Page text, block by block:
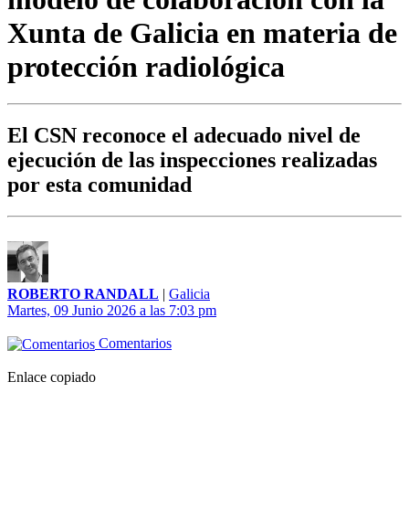
Xunta de Galicia en materia de
protección radiológica
El CSN reconoce el adecuado nivel de
ejecución de las inspecciones realizadas
por esta comunidad
ROBERTO RANDALL | Galicia
Martes, 09 Junio 2026 a las 7:03 pm
Comentarios
Enlace copiado